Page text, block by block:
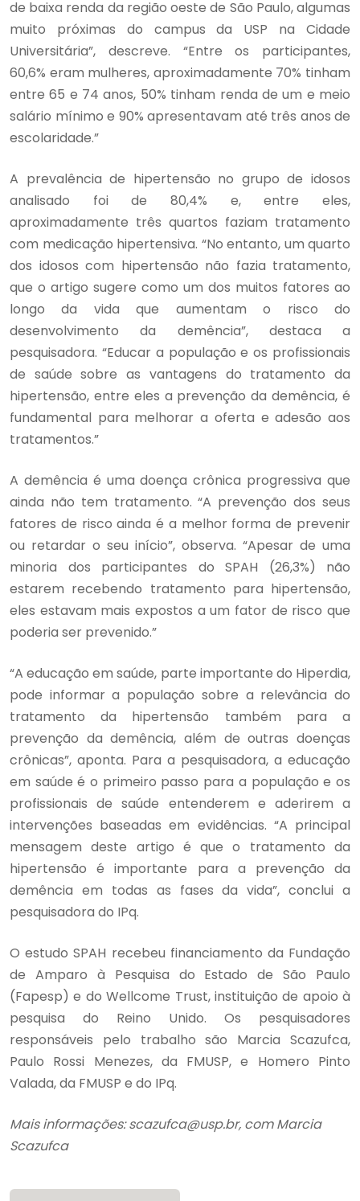
de baixa renda da região oeste de São Paulo, algumas
muito próximas do campus da USP na Cidade
Universitária”, descreve. “Entre os participantes,
60,6% eram mulheres, aproximadamente 70% tinham
entre 65 e 74 anos, 50% tinham renda de um e meio
salário mínimo e 90% apresentavam até três anos de
escolaridade.”
A prevalência de hipertensão no grupo de idosos
analisado foi de 80,4% e, entre eles,
aproximadamente três quartos faziam tratamento
com medicação hipertensiva. “No entanto, um quarto
dos idosos com hipertensão não fazia tratamento,
que o artigo sugere como um dos muitos fatores ao
longo da vida que aumentam o risco do
desenvolvimento da demência”, destaca a
pesquisadora. “Educar a população e os profissionais
de saúde sobre as vantagens do tratamento da
hipertensão, entre eles a prevenção da demência, é
fundamental para melhorar a oferta e adesão aos
tratamentos.”
A demência é uma doença crônica progressiva que
ainda não tem tratamento. “A prevenção dos seus
fatores de risco ainda é a melhor forma de prevenir
ou retardar o seu início”, observa. “Apesar de uma
minoria dos participantes do SPAH (26,3%) não
estarem recebendo tratamento para hipertensão,
eles estavam mais expostos a um fator de risco que
poderia ser prevenido.”
“A educação em saúde, parte importante do Hiperdia,
pode informar a população sobre a relevância do
tratamento da hipertensão também para a
prevenção da demência, além de outras doenças
crônicas”, aponta. Para a pesquisadora, a educação
em saúde é o primeiro passo para a população e os
profissionais de saúde entenderem e aderirem a
intervenções baseadas em evidências. “A principal
mensagem deste artigo é que o tratamento da
hipertensão é importante para a prevenção da
demência em todas as fases da vida”, conclui a
pesquisadora do IPq.
O estudo SPAH recebeu financiamento da Fundação
de Amparo à Pesquisa do Estado de São Paulo
(Fapesp) e do Wellcome Trust, instituição de apoio à
pesquisa do Reino Unido. Os pesquisadores
responsáveis pelo trabalho são Marcia Scazufca,
Paulo Rossi Menezes, da FMUSP, e Homero Pinto
Valada, da FMUSP e do IPq.
Mais informações: scazufca@usp.br, com Marcia
Scazufca